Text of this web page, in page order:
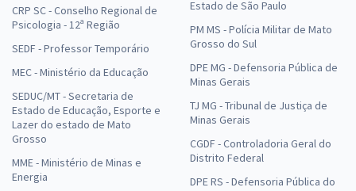
CRP SC - Conselho Regional de
Psicologia - 12ª Região
SEDF - Professor Temporário
MEC - Ministério da Educação
SEDUC/MT - Secretaria de
Estado de Educação, Esporte e
Lazer do estado de Mato
Grosso
MME - Ministério de Minas e
Energia
Estado de São Paulo
PM MS - Polícia Militar de Mato
Grosso do Sul
DPE MG - Defensoria Pública de
Minas Gerais
TJ MG - Tribunal de Justiça de
Minas Gerais
CGDF - Controladoria Geral do
Distrito Federal
DPE RS - Defensoria Pública do